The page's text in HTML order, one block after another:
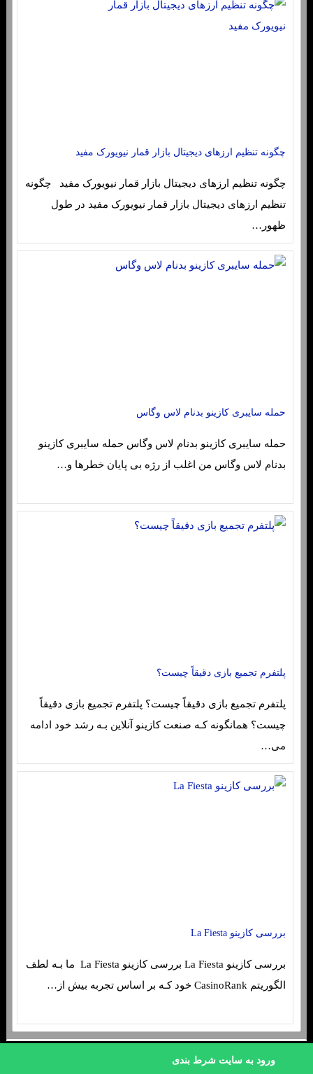
چگونه تنظیم ارزهای دیجیتال بازار قمار نیویورک مفید
چگونه تنظیم ارزهای دیجیتال بازار قمار نیویورک مفید چگونه
تنظیم ارزهای دیجیتال بازار قمار نیویورک مفید در طول
ظهور…
حمله سایبری کازینو بدنام لاس وگاس
حمله سایبری کازینو بدنام لاس وگاس حمله سایبری کازینو
بدنام لاس وگاس من اغلب از رژه بی پایان خطرها و…
پلتفرم تجمیع بازی دقیقاً چیست؟
پلتفرم تجمیع بازی دقیقاً چیست؟ پلتفرم تجمیع بازی دقیقاً
چیست؟ همانگونه کـه صنعت کازینو آنلاین بـه رشد خود ادامه
می…
بررسی کازینو La Fiesta
بررسی کازینو La Fiesta بررسی کازینو La Fiesta ما بـه لطف
الگوریتم CasinoRank خود کـه بر اساس تجربه بیش از…
sc4re.buzz
صفحه نخست تماس با ما
ورود به سایت شرط بندی